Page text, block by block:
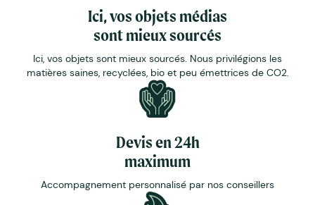
Ici, vos objets médias
sont mieux sourcés
Ici, vos objets sont mieux sourcés. Nous privilégions les
matières saines, recyclées, bio et peu émettrices de CO2.
Devis en 24h
maximum
Accompagnement personnalisé par nos conseillers